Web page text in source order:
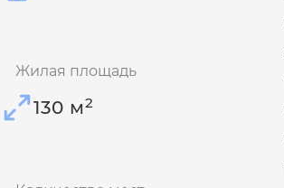
Жилая площадь
130 м2